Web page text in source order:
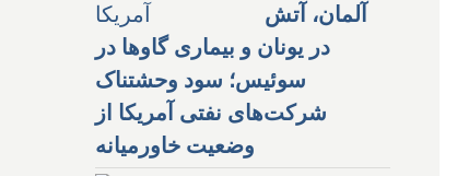
آلمان، آتش
در یونان و بیماری گاوها در
سوئیس؛ سود وحشتناک
شرکت‌های نفتی آمریکا از
وضعیت خاورمیانه